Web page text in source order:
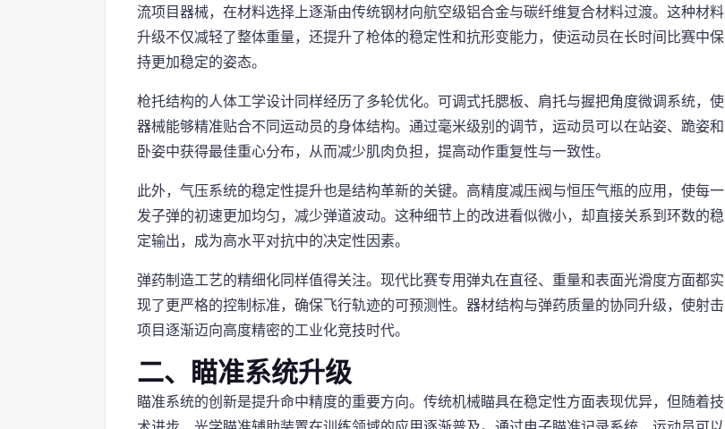
流项目器械，在材料选择上逐渐由传统钢材向航空级铝合金与碳纤维复合材料过渡。这种材料
升级不仅减轻了整体重量，还提升了枪体的稳定性和抗形变能力，使运动员在长时间比赛中保
持更加稳定的姿态。
枪托结构的人体工学设计同样经历了多轮优化。可调式托腮板、肩托与握把角度微调系统，使
器械能够精准贴合不同运动员的身体结构。通过毫米级别的调节，运动员可以在站姿、跪姿和
卧姿中获得最佳重心分布，从而减少肌肉负担，提高动作重复性与一致性。
此外，气压系统的稳定性提升也是结构革新的关键。高精度减压阀与恒压气瓶的应用，使每一
发子弹的初速更加均匀，减少弹道波动。这种细节上的改进看似微小，却直接关系到环数的稳
定输出，成为高水平对抗中的决定性因素。
弹药制造工艺的精细化同样值得关注。现代比赛专用弹丸在直径、重量和表面光滑度方面都实
现了更严格的控制标准，确保飞行轨迹的可预测性。器材结构与弹药质量的协同升级，使射击
项目逐渐迈向高度精密的工业化竞技时代。
二、瞄准系统升级
瞄准系统的创新是提升命中精度的重要方向。传统机械瞄具在稳定性方面表现优异，但随着技